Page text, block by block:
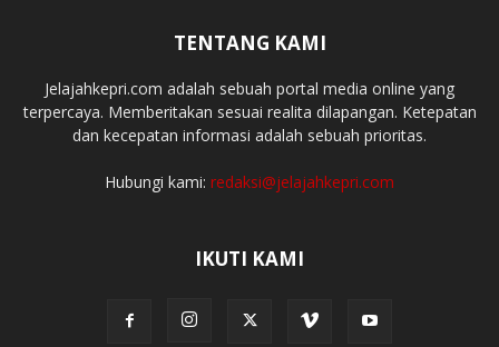
TENTANG KAMI
Jelajahkepri.com adalah sebuah portal media online yang
terpercaya. Memberitakan sesuai realita dilapangan. Ketepatan
dan kecepatan informasi adalah sebuah prioritas.
Hubungi kami: redaksi@jelajahkepri.com
IKUTI KAMI